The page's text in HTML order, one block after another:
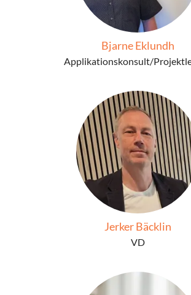
Bjarne Eklundh
Applikationskonsult/
Jerker Bäcklin
VD